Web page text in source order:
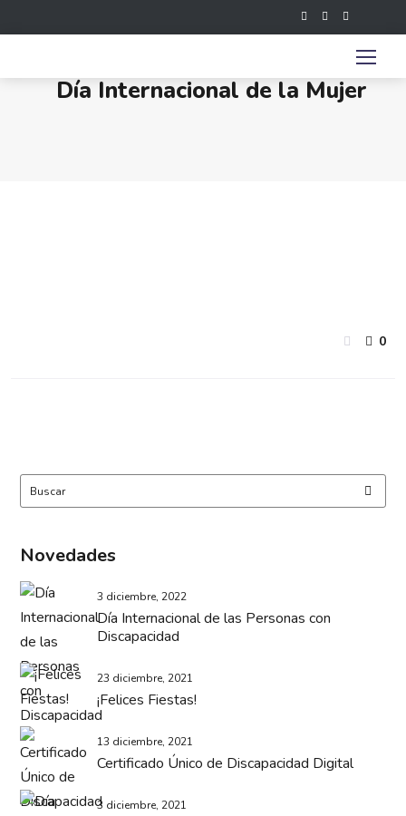
Día Internacional de la Mujer
0
Novedades
3 diciembre, 2022
Día Internacional de las Personas con
Discapacidad
23 diciembre, 2021
¡Felices Fiestas!
13 diciembre, 2021
Certificado Único de Discapacidad Digital
3 diciembre, 2021